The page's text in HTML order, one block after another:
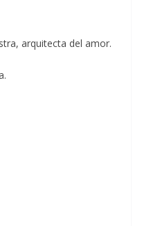
arquitecta del amor.